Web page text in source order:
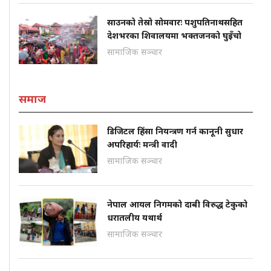
साउनको तेस्रो सोमवारः पशुपतिनाथसहित
देशभरका शिवालयमा भक्तजनको घुइँचो
सामाजिक सञ्चार
समाज
डिजिटल हिंसा नियन्त्रण गर्न कानूनी सुधार
अपरिहार्यः मन्त्री वादी
सामाजिक सञ्चार
नेपाल आयल निगमको दाबी विरुद्ध टेकुको
धरातलीय यथार्थ
सामाजिक सञ्चार